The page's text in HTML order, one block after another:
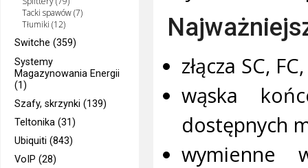
Tacki spawów (7)
Tłumiki (12)
Switche (359)
Systemy
Magazynowania Energii
(1)
Szafy, skrzynki (139)
Teltonika (31)
Ubiquiti (843)
VoIP (28)
złącza SC,
wąska
dostępnych
wymienne